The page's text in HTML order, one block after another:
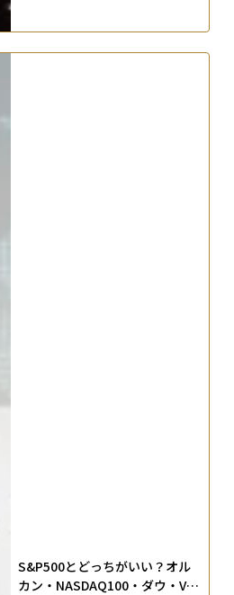
S&P500とどっちがいい？オル
カン・NASDAQ100・ダウ・VTI